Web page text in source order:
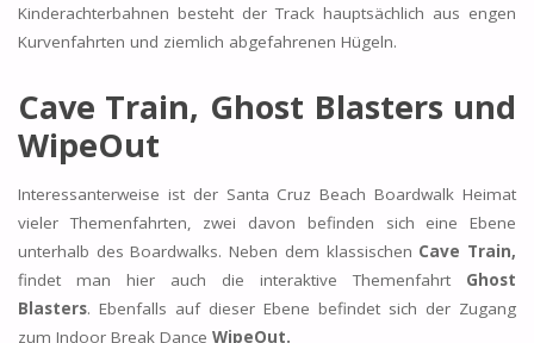
Kinderachterbahnen besteht der Track hauptsächlich aus engen
Kurvenfahrten und ziemlich abgefahrenen Hügeln.
Cave Train, Ghost Blasters und
WipeOut
Interessanterweise ist der Santa Cruz Beach Boardwalk Heimat
vieler Themenfahrten, zwei davon befinden sich eine Ebene
unterhalb des Boardwalks. Neben dem klassischen Cave Train,
findet man hier auch die interaktive Themenfahrt Ghost
Blasters. Ebenfalls auf dieser Ebene befindet sich der Zugang
zum Indoor Break Dance WipeOut.